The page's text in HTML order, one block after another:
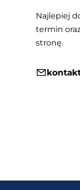
Najlepiej
termin
stronę.